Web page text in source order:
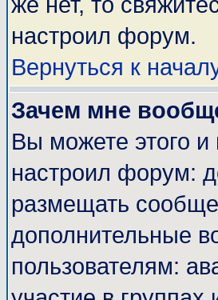
настроил форум.
Вернуться к
Зачем мне
Вы можете этого и
настроил форум:
размещать
дополнительные
пользователям: